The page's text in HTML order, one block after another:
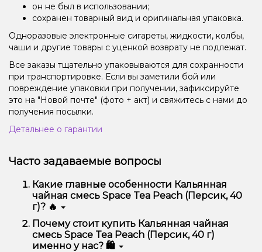
он не был в использовании;
сохранен товарный вид и оригинальная упаковка.
Одноразовые электронные сигареты, жидкости, колбы,
чаши и другие товары с уценкой возврату не подлежат.
Все заказы тщательно упаковываются для сохранности
при транспортировке. Если вы заметили бой или
повреждение упаковки при получении, зафиксируйте
это на "Новой почте" (фото + акт) и свяжитесь с нами до
получения посылки.
Детальнее о гарантии
Часто задаваемые вопросы
Какие главные особенности Кальянная
чайная смесь Space Tea Peach (Персик, 40
г)? 🔥
Кальянная чайная смесь Space Tea Peach (Персик,
40 г) отличается высоким качеством, удобством
использования и надежностью.
Почему стоит купить Кальянная чайная
смесь Space Tea Peach (Персик, 40 г)
именно у нас? 🛍️